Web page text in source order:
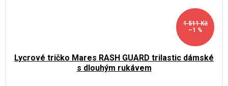
1 511 Kč
–1 %
Lycrové tričko Mares RASH GUARD trilastic dámské
s dlouhým rukávem